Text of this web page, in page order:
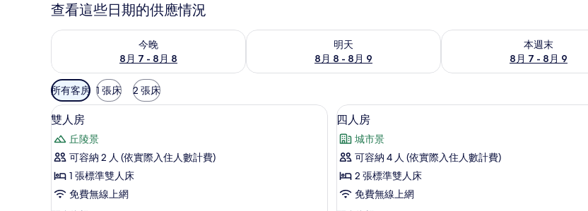
查看這些日期的供應情況
今晚
8月 7 - 8月 8
查看今晚 (8月 7 - 8月 8) 的供應情況
明天
8月 8 - 8月 9
查看明天 (8月 8 - 8月 9) 的供應情況
本週末
8月 7 - 8月 9
查看本週末 (8月 7 - 8月 9)
可
用
的
客
房
篩
選
條
所有客房 1 張床 2 張床
顯
示
雙
人
房
書桌、遮光布/窗簾、隔音、免費無線上網
13
雙人房
丘陵景
可容納 2 人 (依實際入住人數計費)
1 張標準雙人床
免費無線上網
顯
示
四
人
房
書桌、遮光布/窗簾、隔音
13
四人房
城市景
可容納 4 人 (依實際入住人數計費)
2 張標準雙人床
免費無線上網